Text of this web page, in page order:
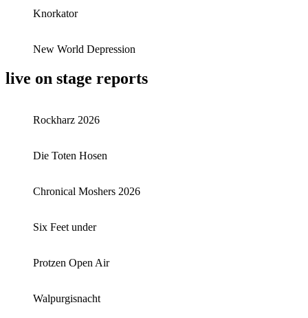
Knorkator
New World Depression
live on stage reports
Rockharz 2026
Die Toten Hosen
Chronical Moshers 2026
Six Feet under
Protzen Open Air
Walpurgisnacht